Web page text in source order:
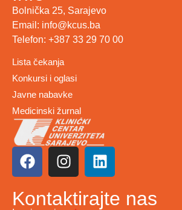
Bolnička 25, Sarajevo
Email: info@kcus.ba
Telefon: +387 33 29 70 00
Lista čekanja
Konkursi i oglasi
Javne nabavke
Medicinski žurnal
Kontaktirajte nas